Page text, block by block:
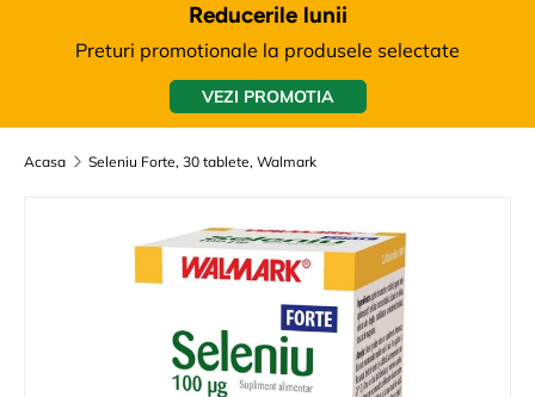
Reducerile lunii
Preturi promotionale la produsele selectate
VEZI PROMOTIA
Acasa Seleniu Forte, 30 tablete, Walmark